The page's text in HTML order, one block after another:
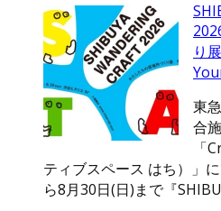
り
東
合
「
ティブスペース はち）」
ら8月30日(日)まで『